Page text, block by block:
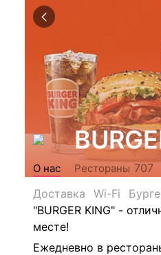
О нас Рестораны 707
Доставка
Wi-Fi
"BURGER KING" -
месте!
Ежедневно в